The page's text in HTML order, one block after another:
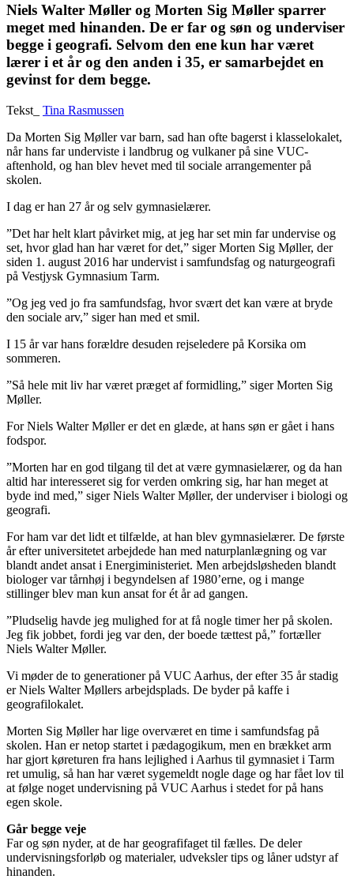
Niels Walter Møller og Morten Sig Møller sparrer
meget med hinanden. De er far og søn og underviser
begge i geografi. Selvom den ene kun har været
lærer i et år og den anden i 35, er samarbejdet en
gevinst for dem begge.
Tekst_ Tina Rasmussen
Da Morten Sig Møller var barn, sad han ofte bagerst i klasselokalet,
når hans far underviste i landbrug og vulkaner på sine VUC-
aftenhold, og han blev hevet med til sociale arrangementer på
skolen.
I dag er han 27 år og selv gymnasielærer.
”Det har helt klart påvirket mig, at jeg har set min far undervise og
set, hvor glad han har været for det,” siger Morten Sig Møller, der
siden 1. august 2016 har undervist i samfundsfag og naturgeografi
på Vestjysk Gymnasium Tarm.
”Og jeg ved jo fra samfundsfag, hvor svært det kan være at bryde
den sociale arv,” siger han med et smil.
I 15 år var hans forældre desuden rejseledere på Korsika om
sommeren.
”Så hele mit liv har været præget af formidling,” siger Morten Sig
Møller.
For Niels Walter Møller er det en glæde, at hans søn er gået i hans
fodspor.
”Morten har en god tilgang til det at være gymnasielærer, og da han
altid har interesseret sig for verden omkring sig, har han meget at
byde ind med,” siger Niels Walter Møller, der underviser i biologi og
geografi.
For ham var det lidt et tilfælde, at han blev gymnasielærer. De første
år efter universitetet arbejdede han med naturplanlægning og var
blandt andet ansat i Energiministeriet. Men arbejdsløsheden blandt
biologer var tårnhøj i begyndelsen af 1980’erne, og i mange
stillinger blev man kun ansat for ét år ad gangen.
”Pludselig havde jeg mulighed for at få nogle timer her på skolen.
Jeg fik jobbet, fordi jeg var den, der boede tættest på,” fortæller
Niels Walter Møller.
Vi møder de to generationer på VUC Aarhus, der efter 35 år stadig
er Niels Walter Møllers arbejdsplads. De byder på kaffe i
geografilokalet.
Morten Sig Møller har lige overværet en time i samfundsfag på
skolen. Han er netop startet i pædagogikum, men en brækket arm
har gjort køreturen fra hans lejlighed i Aarhus til gymnasiet i Tarm
ret umulig, så han har været sygemeldt nogle dage og har fået lov til
at følge noget undervisning på VUC Aarhus i stedet for på hans
egen skole.
Går begge veje
Far og søn nyder, at de har geografifaget til fælles. De deler
undervisningsforløb og materialer, udveksler tips og låner udstyr af
hinanden.